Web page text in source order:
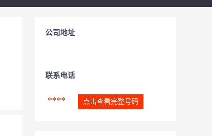
公司地址
联系电话
**** 点击查看完整号码